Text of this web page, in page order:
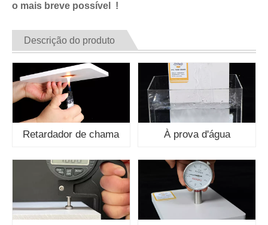
o mais breve possível !
Descrição do produto
Retardador de chama À prova d'água